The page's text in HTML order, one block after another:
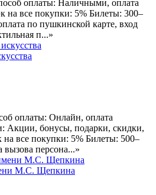
оплаты: Наличными, оплата
на все покупки: 5% Билеты: 300–
по пушкинской карте, вход
п...»
оплаты: Онлайн, оплата
Акции, бонусы, подарки, скидки,
все покупки: 5% Билеты: 500–
персона...»
М.С. Щепкина